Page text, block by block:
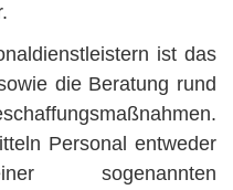
ist das
die Beratung rund
Personal entweder
sogenannten